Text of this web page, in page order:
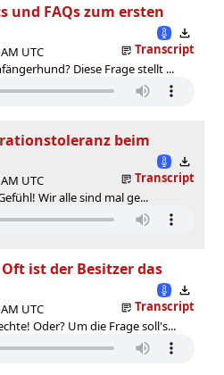
und FAQs zum ersten
UTC
Transcript
Diese Frage stellt ...
beim
UTC
Transcript
Wir alle sind mal ge...
ist der Besitzer das
UTC
Transcript
Oder? Um die Frage soll's...